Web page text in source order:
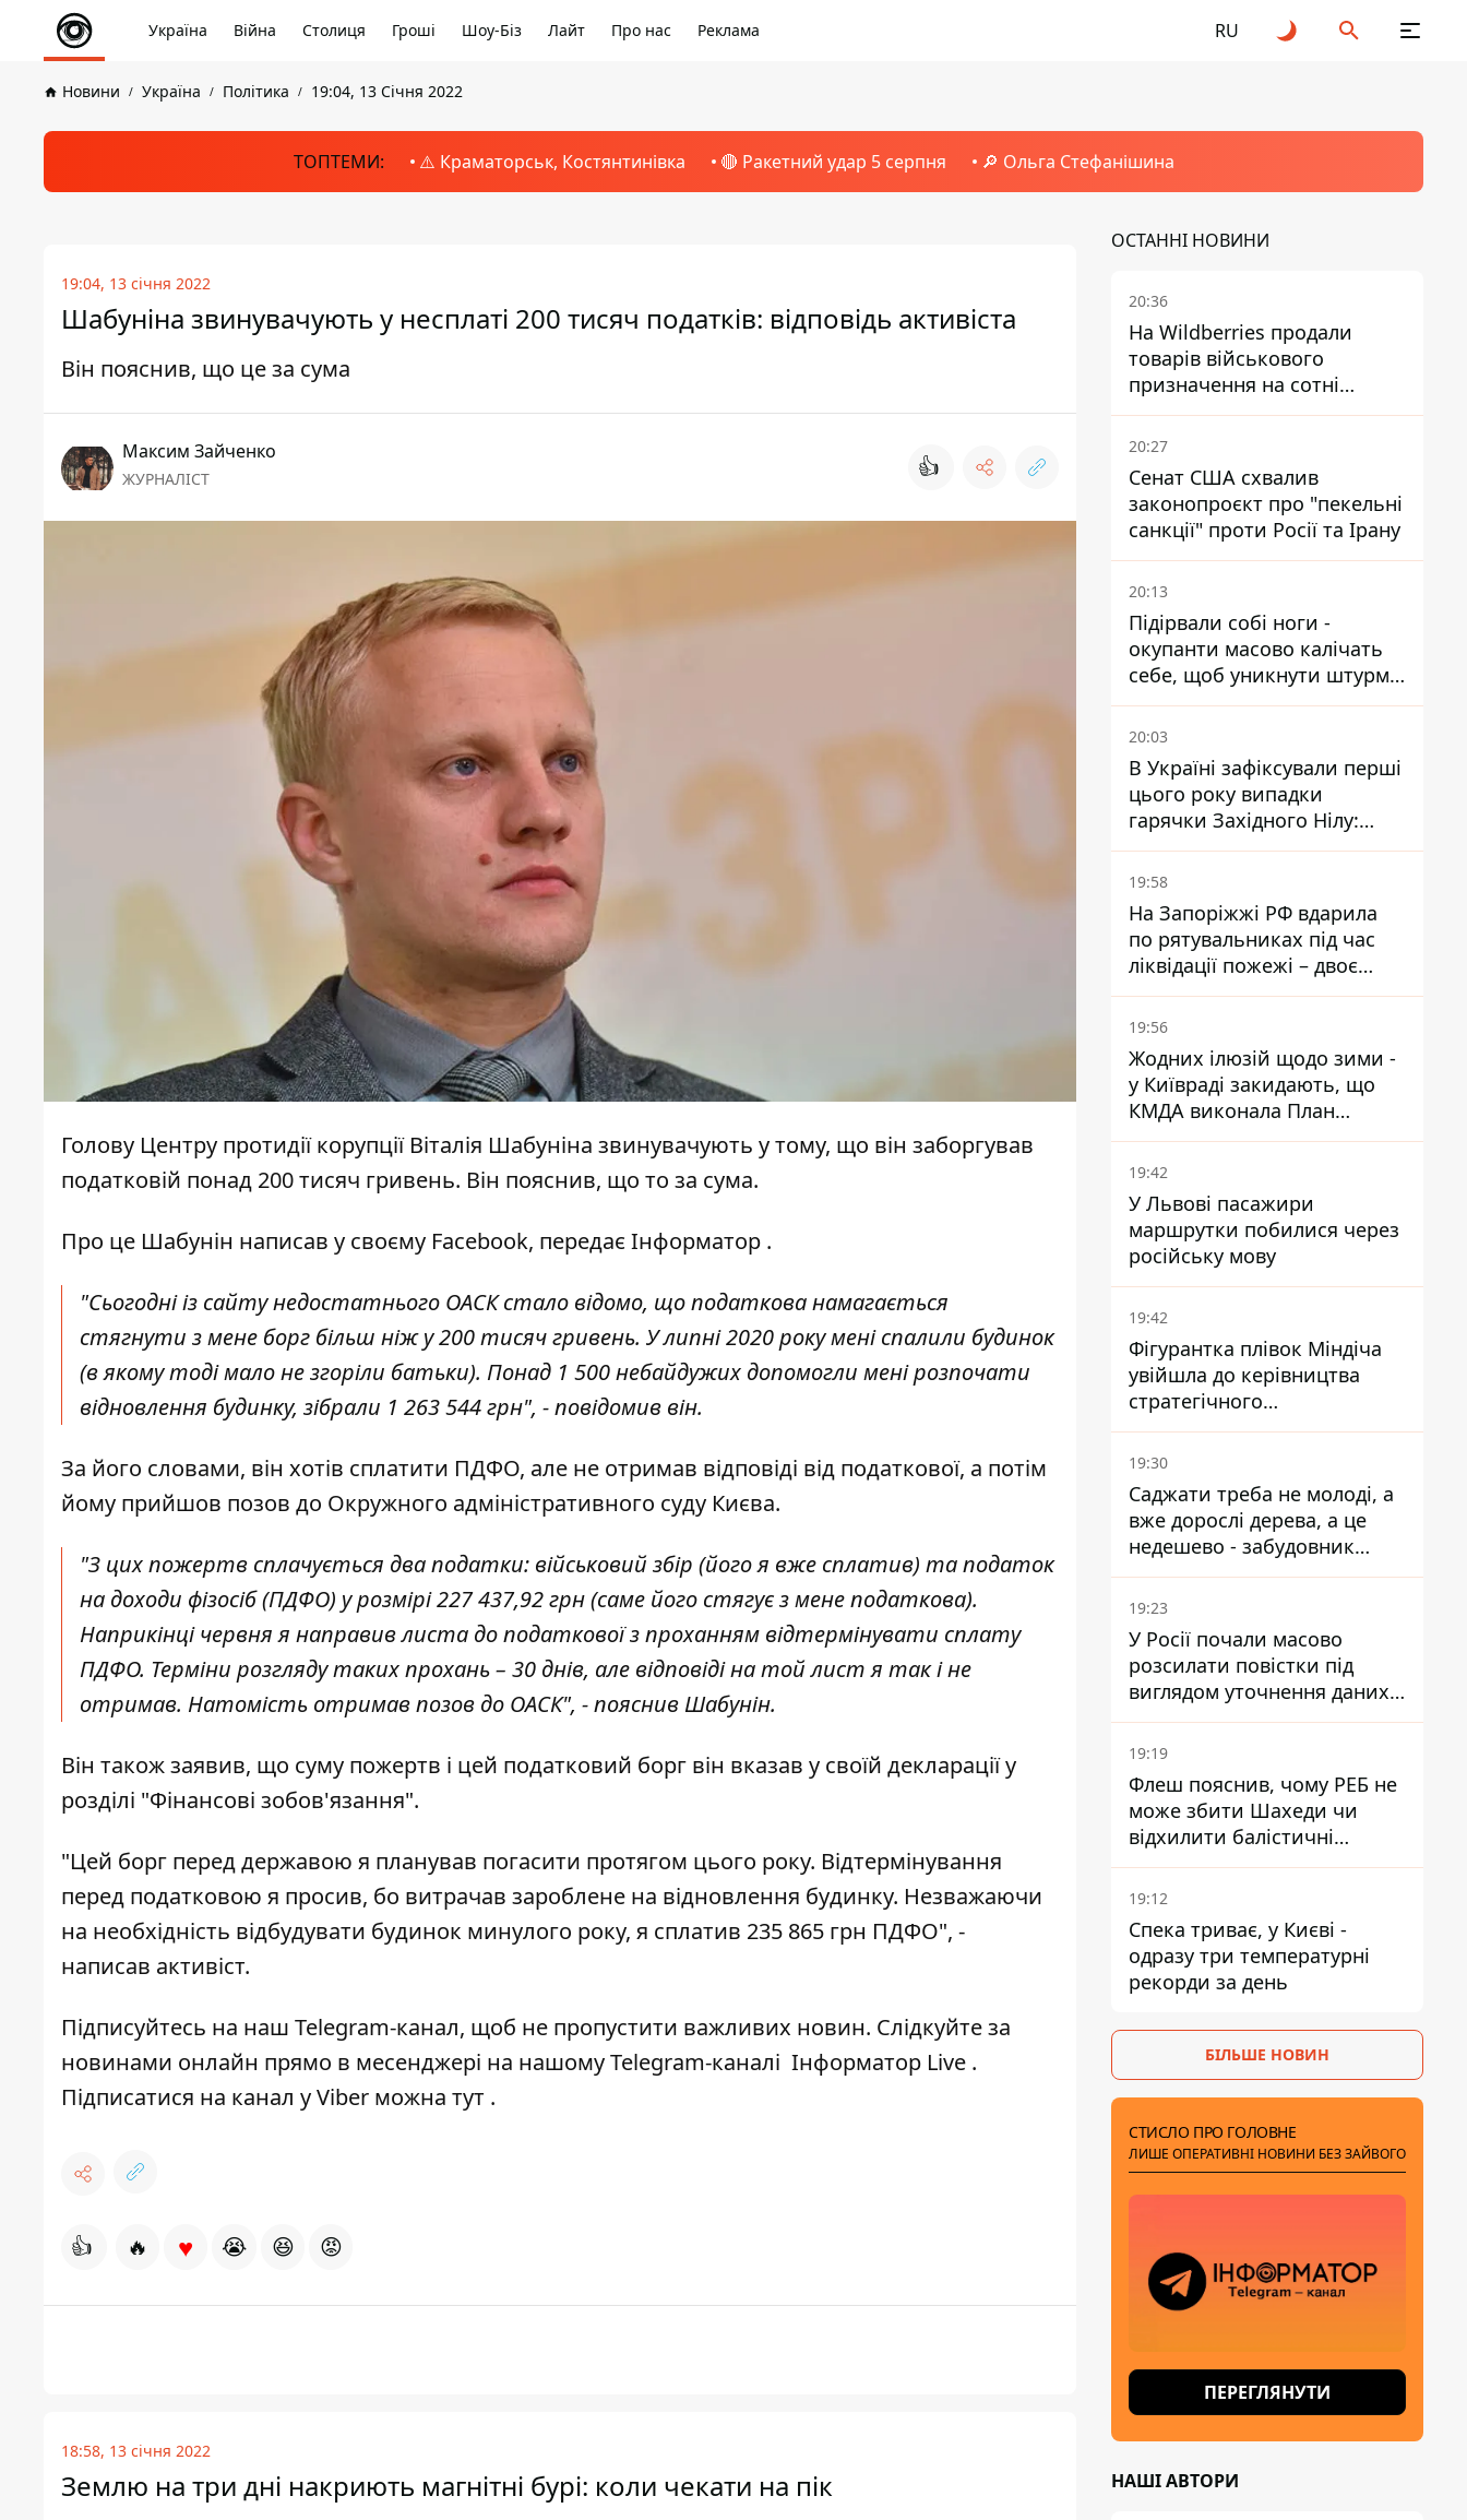
Україна Війна Столиця Гроші Шоу-Біз Лайт Про нас Реклама RU
Новини Україна Політика 19:04, 13 Січня 2022
ТОПТЕМИ: ⚠️ Краматорськ, Костянтинівка 🔴 Ракетний удар 5 серпня 🔎 Ольга Стефанішина
19:04, 13 січня 2022
Шабуніна звинувачують у несплаті 200 тисяч податків: відповідь активіста
Він пояснив, що це за сума
Максим Зайченко
ЖУРНАЛІСТ 👍
Голову Центру протидії корупції Віталія Шабуніна звинувачують у тому, що він заборгував
податковій понад 200 тисяч гривень. Він пояснив, що то за сума.
Про це Шабунін написав у своєму Facebook, передає Інформатор .
"Сьогодні із сайту недостатнього ОАСК стало відомо, що податкова намагається
стягнути з мене борг більш ніж у 200 тисяч гривень. У липні 2020 року мені спалили будинок
(в якому тоді мало не згоріли батьки). Понад 1 500 небайдужих допомогли мені розпочати
відновлення будинку, зібрали 1 263 544 грн", - повідомив він.
За його словами, він хотів сплатити ПДФО, але не отримав відповіді від податкової, а потім
йому прийшов позов до Окружного адміністративного суду Києва.
"З цих пожертв сплачується два податки: військовий збір (його я вже сплатив) та податок
на доходи фізосіб (ПДФО) у розмірі 227 437,92 грн (саме його стягує з мене податкова).
Наприкінці червня я направив листа до податкової з проханням відтермінувати сплату
ПДФО. Терміни розгляду таких прохань – 30 днів, але відповіді на той лист я так і не
отримав. Натомість отримав позов до ОАСК", - пояснив Шабунін.
Він також заявив, що суму пожертв і цей податковий борг він вказав у своїй декларації у
розділі "Фінансові зобов'язання".
"Цей борг перед державою я планував погасити протягом цього року. Відтермінування
перед податковою я просив, бо витрачав зароблене на відновлення будинку. Незважаючи
на необхідність відбудувати будинок минулого року, я сплатив 235 865 грн ПДФО", -
написав активіст.
Підписуйтесь на наш Telegram-канал, щоб не пропустити важливих новин. Слідкуйте за
новинами онлайн прямо в месенджері на нашому Telegram-каналі Інформатор Live .
Підписатися на канал у Viber можна тут .
👍 🔥 ♥ 😭 😆 😡
18:58, 13 січня 2022
Землю на три дні накриють магнітні бурі: коли чекати на пік
ОСТАННІ НОВИНИ
20:36
На Wildberries продали
товарів військового
призначення на сотні
мільйонів, але удари ЗСУ
змінили ситуацію
20:27
Сенат США схвалив
законопроєкт про "пекельні
санкції" проти Росії та Ірану
20:13
Підірвали собі ноги -
окупанти масово калічать
себе, щоб уникнути штурмів
- ГУР
20:03
В Україні зафіксували перші
цього року випадки
гарячки Західного Нілу:
двоє людей заразилися
після укусів комарів
19:58
На Запоріжжі РФ вдарила
по рятувальниках під час
ліквідації пожежі – двоє
поранених
19:56
Жодних ілюзій щодо зими -
у Київраді закидають, що
КМДА виконала План
стійкості на 20%
19:42
У Львові пасажири
маршрутки побилися через
російську мову
19:42
Фігурантка плівок Міндіча
увійшла до керівництва
стратегічного
держпідприємства -
працювала в Енергоатомі та
була заступницею
Галущенка
19:30
Саджати треба не молоді, а
вже дорослі дерева, а це
недешево - забудовник
Ніконов
19:23
У Росії почали масово
розсилати повістки під
виглядом уточнення даних
для набору контрактників
19:19
Флеш пояснив, чому РЕБ не
може збити Шахеди чи
відхилити балістичні
ракети
19:12
Спека триває, у Києві -
одразу три температурні
рекорди за день
БІЛЬШЕ НОВИН
СТИСЛО ПРО ГОЛОВНЕ
ЛИШЕ ОПЕРАТИВНІ НОВИНИ БЕЗ ЗАЙВОГО
ПЕРЕГЛЯНУТИ
НАШІ АВТОРИ